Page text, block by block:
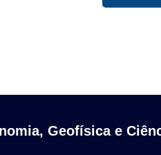
Geofísica e